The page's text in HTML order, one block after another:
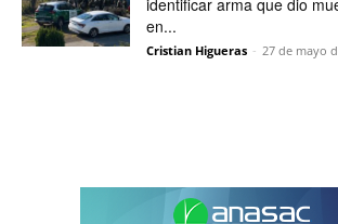
identificar arma que dio
en...
Cristian Higueras - 27 de mayo